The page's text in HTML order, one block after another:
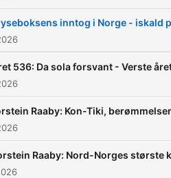
inntog i Norge - iskald
536: Da sola forsvant - Verste
Raaby: Kon-Tiki,
Raaby: Nord-Norges største